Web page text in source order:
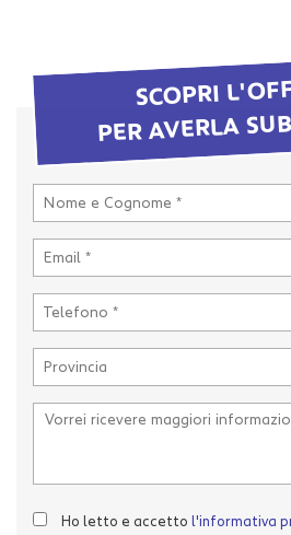
SCOPRI
PER AVERLA
Ho letto e accetto l'informativa
tue
scelte
in
qualsiasi
momento.
Cookie delle preferenze
Cookie analitici